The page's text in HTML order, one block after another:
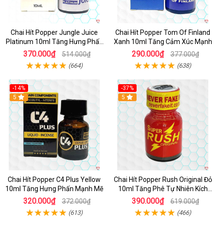
Chai Hít Popper Jungle Juice
Platinum 10ml Tăng Hưng Phấn
Mạnh
370.000₫ 514.000₫
(664)
Chai Hít Popper Tom Of Finland
Xanh 10ml Tăng Cảm Xúc Mạnh
290.000₫ 377.000₫
(638)
-14%
5
Chai Hít Popper C4 Plus Yellow
10ml Tăng Hưng Phấn Mạnh Mẽ
320.000₫ 372.000₫
(613)
-37%
5
Chai Hít Popper Rush Original Đỏ
10ml Tăng Phê Tự Nhiên Kích
Thích
390.000₫ 619.000₫
(466)